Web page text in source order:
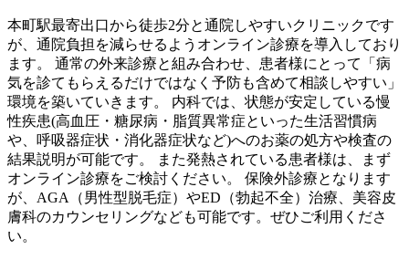
本町駅最寄出口から徒歩2分と通院しやすいクリニックです
が、通院負担を減らせるようオンライン診療を導入しており
ます。 通常の外来診療と組み合わせ、患者様にとって「病
気を診てもらえるだけではなく予防も含めて相談しやすい」
環境を築いていきます。 内科では、状態が安定している慢
性疾患(高血圧・糖尿病・脂質異常症といった生活習慣病
や、呼吸器症状・消化器症状など)へのお薬の処方や検査の
結果説明が可能です。 また発熱されている患者様は、まず
オンライン診療をご検討ください。 保険外診療となります
が、AGA（男性型脱毛症）やED（勃起不全）治療、美容皮
膚科のカウンセリングなども可能です。ぜひご利用くださ
い。